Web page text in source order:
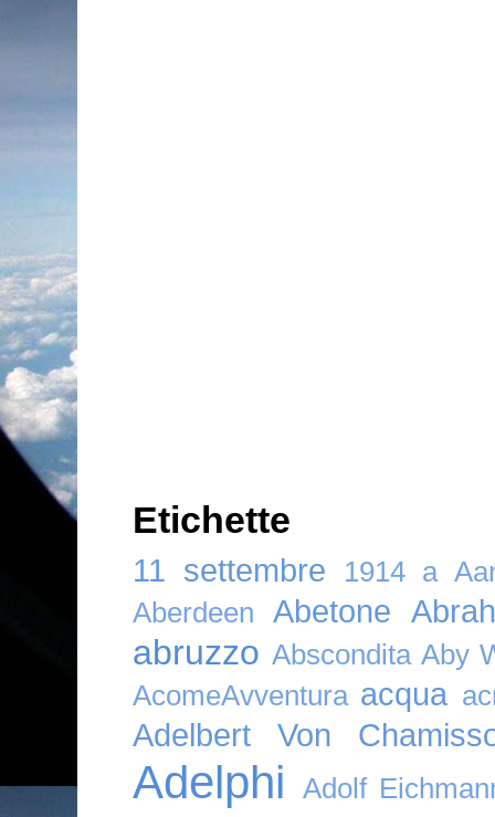
Etichette
11 settembre 1914 a
Aberdeen
Abetone
abruzzo Abscondita Aby
AcomeAvventura acqua
Adelbert Von
Adelphi
Adolf